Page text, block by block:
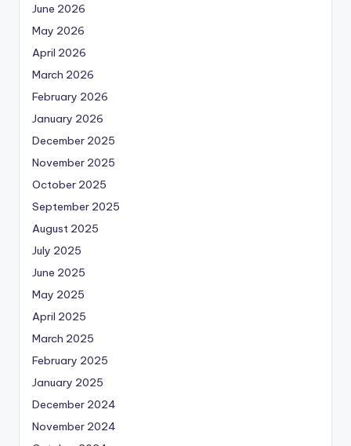
June 2026
May 2026
April 2026
March 2026
February 2026
January 2026
December 2025
November 2025
October 2025
September 2025
August 2025
July 2025
June 2025
May 2025
April 2025
March 2025
February 2025
January 2025
December 2024
November 2024